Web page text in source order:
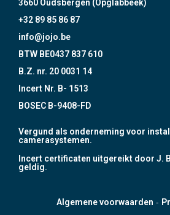
3660 Oudsbergen (Opglabbeek)
+32 89 85 86 87
info@jojo.be
BTW BE0437 837 610
B.Z. nr. 20 0031 14
Incert Nr. B- 1513
BOSEC B-9408-FD
Vergund als onderneming voor
camerasystemen.
Incert certificaten uitgereikt door J.
geldig.
Algemene voorwaarden -